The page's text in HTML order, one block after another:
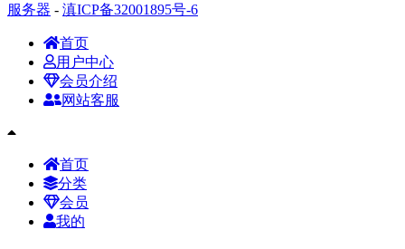
服务器 - 滇ICP备32001895号-6
首页
用户中心
会员介绍
网站客服
首页
分类
会员
我的